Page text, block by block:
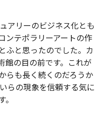
アリーのビジネス化とも
ンテポラリーアートの作
と思ったのでした。カ
館の目の前です。これが
らも長く続くのだろうか
らの現象を信頼する気に